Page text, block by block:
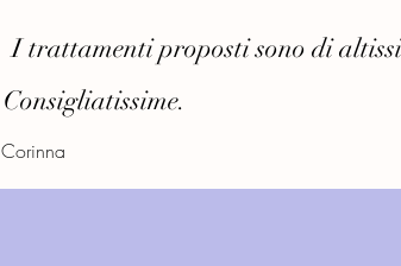
Itrattamenti proposti sono di
Consigliatissime.
Corinna